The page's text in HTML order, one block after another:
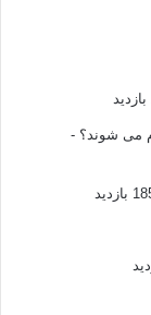
می شوند؟ -